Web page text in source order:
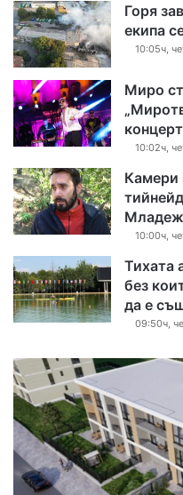
Горя
екипа
10:05ч,
Миро
10:02ч,
Камери
10:00ч,
Тихата
без
да е
09:50ч,